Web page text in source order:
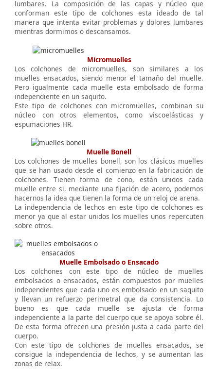
lumbares. La composición de las capas y núcleo que
conforman este tipo de colchones esta ideado de tal
manera que intenta evitar problemas y dolores lumbares
mientras dormimos o descansamos.
Micromuelles
Los colchones de micromuelles, son similares a los
muelles ensacados, siendo menor el tamaño del muelle.
Pero igualmente cada muelle esta embolsado de forma
independiente en un saquito.
Este tipo de colchones con micromuelles, combinan su
núcleo con otros elementos, como viscoelásticas y
espumaciones HR.
Muelle Bonell
Los colchones de muelles bonell, son los clásicos muelles
que se han usado desde el comienzo en la fabricación de
colchones. Tienen forma de cono, están unidos cada
muelle entre si, mediante una fijación de acero, podemos
hacernos la idea que tienen la forma de un reloj de arena.
La independencia de lechos en este tipo de colchones es
menor ya que al estar unidos los muelles unos repercuten
sobre otros.
Muelle Embolsado o Ensacado
Los colchones con este tipo de núcleo de muelles
embolsados o ensacados, están compuestos por muelles
independientes que cada uno es embolsado en un saquito
y llevan un refuerzo perimetral que da consistencia. Lo
bueno es que cada muelle se ajusta de forma
independiente a la parte del cuerpo que se apoya sobre él.
De esta forma ofrecen una presión justa a cada parte del
cuerpo.
Con este tipo de colchones de muelles ensacados, se
consigue la independencia de lechos, y se aumentan las
zonas de relax.